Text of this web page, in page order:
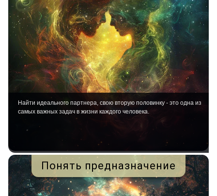
Найти идеального партнера, свою вторую половинку - это одна из
самых важных задач в жизни каждого человека.
Понять предназначение